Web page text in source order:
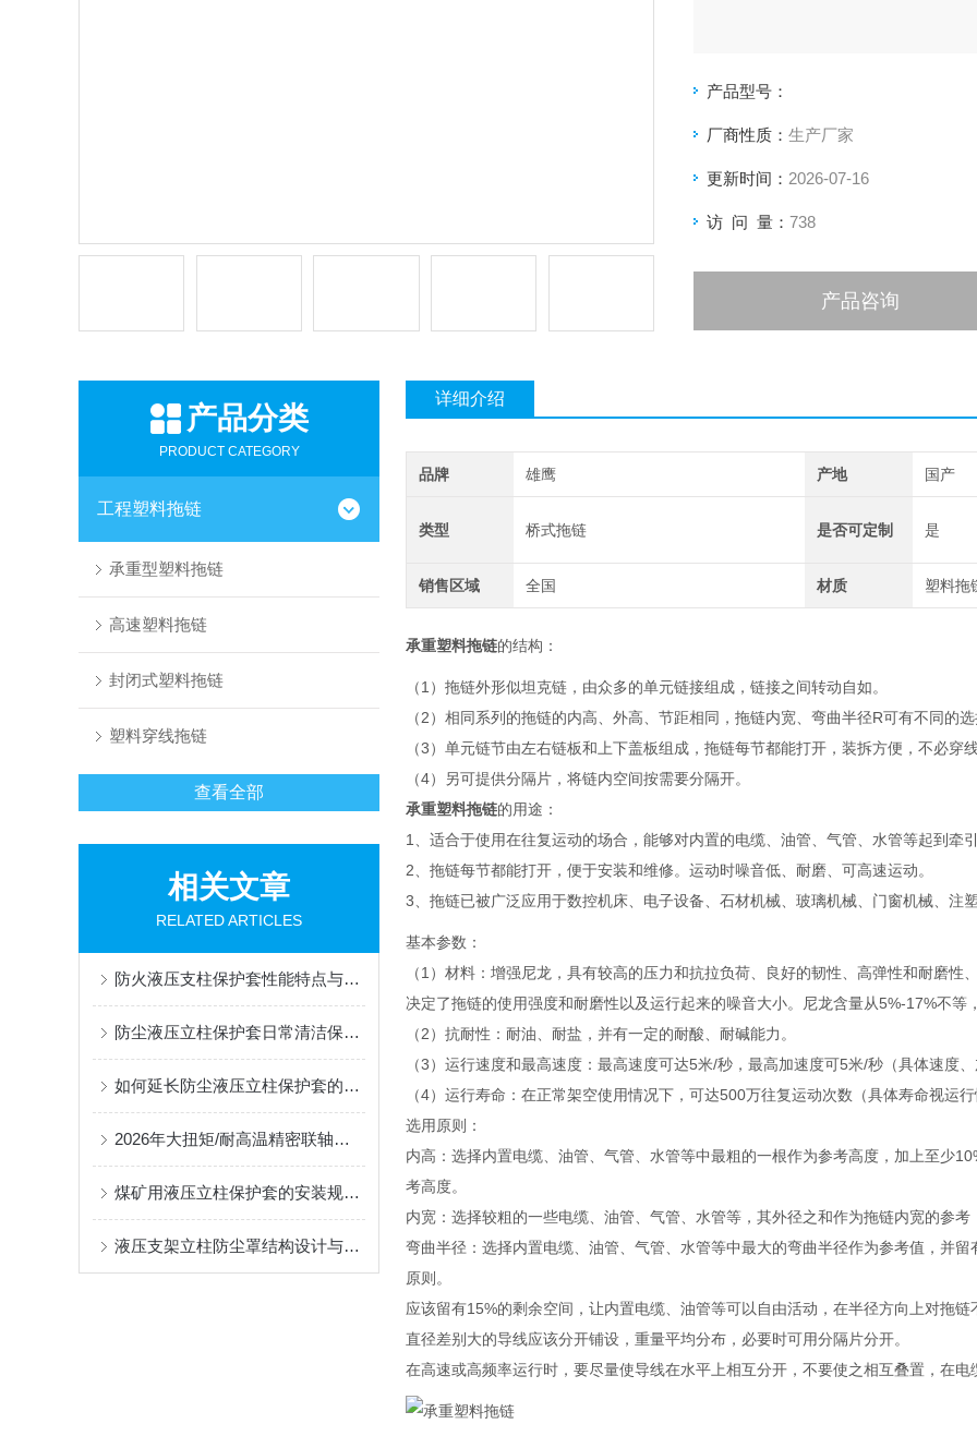
产品型号：
厂商性质： 生产厂家
更新时间： 2026-07-16
访 问 量： 738
产品咨询
产品分类
PRODUCT CATEGORY
工程塑料拖链
承重型塑料拖链
高速塑料拖链
封闭式塑料拖链
塑料穿线拖链
查看全部
相关文章
RELATED ARTICLES
防火液压支柱保护套性能特点与阻燃防护应用
防尘液压立柱保护套日常清洁保养与更换规范
如何延长防尘液压立柱保护套的使用寿命？
2026年大扭矩/耐高温精密联轴器定制找哪家？能实现精准定制的优质厂家盘点
煤矿用液压立柱保护套的安装规范与使用寿命提升方案
液压支架立柱防尘罩结构设计与密封防护原理
详细介绍
品牌 雄鹰 产地 国产
类型 桥式拖链 是否可定制 是
销售区域 全国 材质 塑料拖
承重塑料拖链的结构：
（1）拖链外形似坦克链，由众多的单元链接组成，链接之间转动自如。
（2）相同系列的拖链的内高、外高、节距相同，拖链内宽、弯曲半径R可有不同的
（3）单元链节由左右链板和上下盖板组成，拖链每节都能打开，装拆方便，不必
（4）另可提供分隔片，将链内空间按需要分隔开。
承重塑料拖链的用途：
1、适合于使用在往复运动的场合，能够对内置的电缆、油管、气管、水管等起到牵
2、拖链每节都能打开，便于安装和维修。运动时噪音低、耐磨、可高速运动。
3、拖链已被广泛应用于数控机床、电子设备、石材机械、玻璃机械、门窗机械、注
基本参数：
（1）材料：增强尼龙，具有较高的压力和抗拉负荷、良好的韧性、高弹性和耐磨
决定了拖链的使用强度和耐磨性以及运行起来的噪音大小。尼龙含量从5%-17%不
（2）抗耐性：耐油、耐盐，并有一定的耐酸、耐碱能力。
（3）运行速度和最高速度：最高速度可达5米/秒，最高加速度可5米/秒（具体速度
（4）运行寿命：在正常架空使用情况下，可达500万往复运动次数（具体寿命视运
选用原则：
内高：选择内置电缆、油管、气管、水管等中最粗的一根作为参考高度，加上至少
考高度。
内宽：选择较粗的一些电缆、油管、气管、水管等，其外径之和作为拖链内宽的
弯曲半径：选择内置电缆、油管、气管、水管等中最大的弯曲半径作为参考值，并
原则。
应该留有15%的剩余空间，让内置电缆、油管等可以自由活动，在半径方向上对
直径差别大的导线应该分开铺设，重量平均分布，必要时可用分隔片分开。
在高速或高频率运行时，要尽量使导线在水平上相互分开，不要使之相互叠置，在